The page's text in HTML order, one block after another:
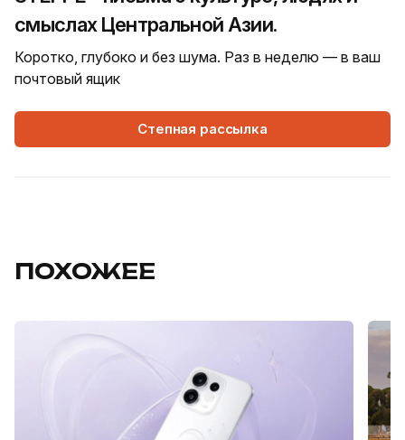
смыслах Центральной Азии.
Коротко, глубоко и без шума. Раз в неделю — в ваш
почтовый ящик
Степная рассылка
ПОХОЖЕЕ